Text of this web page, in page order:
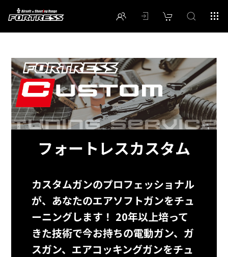
フォートレスカスタム
カスタムガンのプロフェッショナル
が、あなたのエアソフトガンをチュ
ーニングします！ 20年以上培って
きた技術で今お持ちの電動ガン、ガ
スガン、エアコッキングガンをチュ